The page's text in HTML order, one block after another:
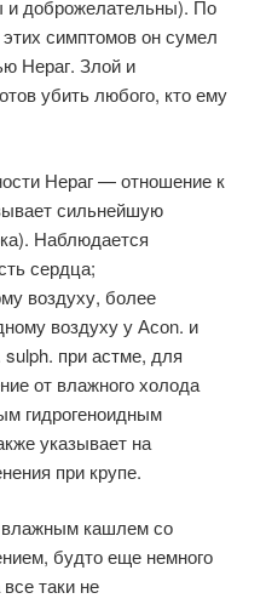
и доброжелательны). По
симптомов он сумел
Нераг. Злой и
убить любого, кто ему
Нераг — отношение к
сильнейшую
Наблюдается
сердца;
воздуху, более
воздуху у Асоn. и
sulph. при астме, для
от влажного холода
гидрогеноидным
указывает на
при крупе.
влажным кашлем со
будто еще немного
таки не